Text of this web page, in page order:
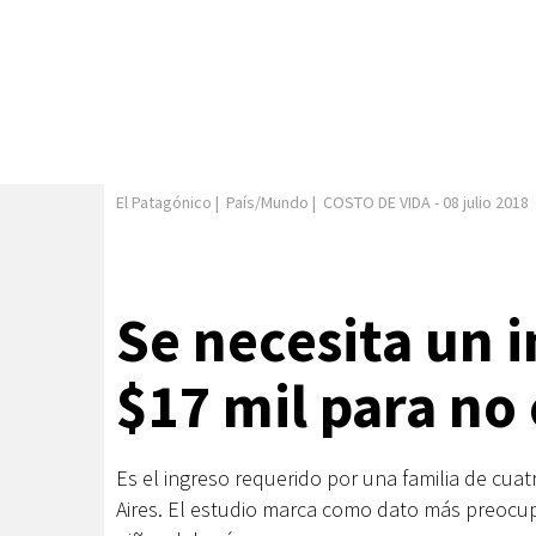
El Patagónico | País/Mundo | COSTO DE VIDA- 08 julio 2018
Se necesita un
$17 mil para
Es el ingreso requerido por una familia de
Aires. El estudio marca como dato más